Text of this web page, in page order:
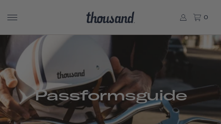
0
Passformsguide